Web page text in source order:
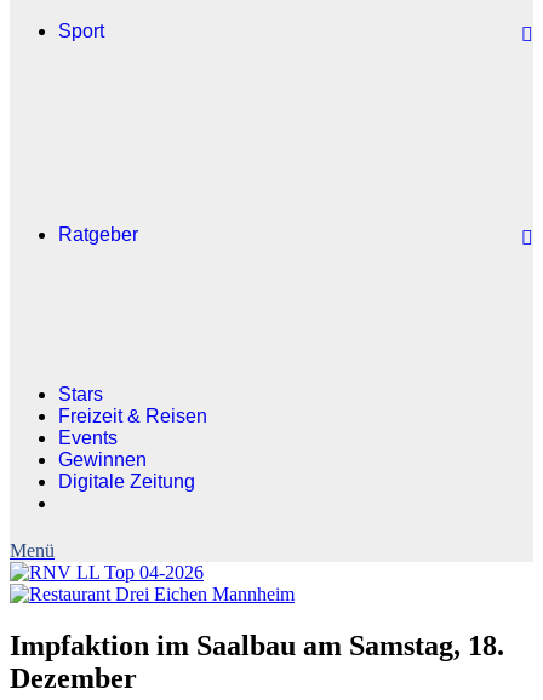
Sport
Ratgeber
Stars
Freizeit & Reisen
Events
Gewinnen
Digitale Zeitung
Impfaktion im Saalbau am Samstag, 18.
Dezember